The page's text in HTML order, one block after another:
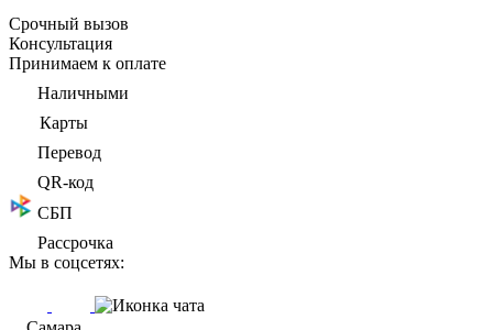
Срочный вызов
Консультация
Принимаем к оплате
Наличными
Карты
Перевод
QR-код
СБП
Рассрочка
Мы в соцсетях: